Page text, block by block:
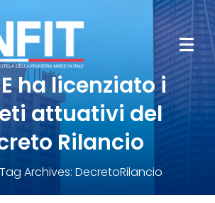
ha licenziato i
attuativi del
Rilancio
Tag Archives: DecretoRilancio